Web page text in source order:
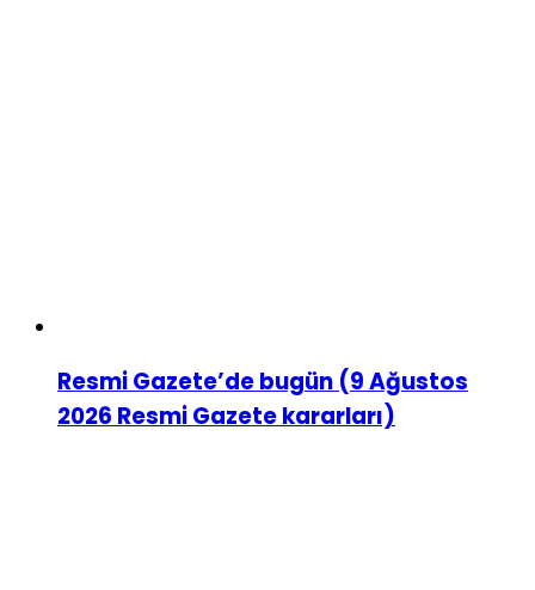
Resmi Gazete’de bugün (9 Ağustos
2026 Resmi Gazete kararları)